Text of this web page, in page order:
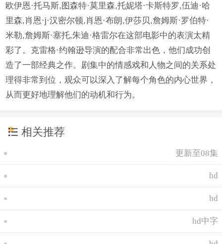
欧伊恩·托马斯,图森特·莫里森,托妮塔·卡斯特罗,伍迪·哈
里森,肖恩·j·汉密尔顿,肖恩·布朗,伊莎贝,詹姆斯·罗伯特·
米勒,詹姆斯·塞托,朱迪·格雷尔在这部电影中的表演太精
彩了。克雷格·约翰逊导演的配合非常出色，他们成功创
造了一部经典之作。剧集中的情感戏和人物之间的关系处
理得非常到位，观众可以深入了解每个角色的内心世界，
从而更好地理解他们的动机和行为。
相关推荐
更新至08集
hd
hd
hd中字